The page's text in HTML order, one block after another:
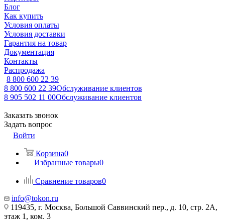
Блог
Как купить
Условия оплаты
Условия доставки
Гарантия на товар
Документация
Контакты
Распродажа
8 800 600 22 39
8 800 600 22 39Обслуживание клиентов
8 905 502 11 00Обслуживание клиентов
Заказать звонок
Задать вопрос
Войти
Корзина0
Избранные товары0
Сравнение товаров0
info@tokon.ru
119435, г. Москва, Большой Саввинский пер., д. 10, стр. 2А,
этаж 1, ком. 3